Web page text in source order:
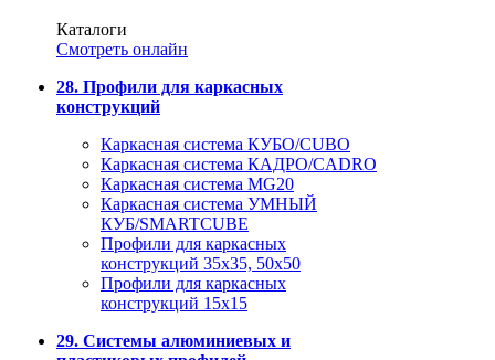
Каталоги
Смотреть онлайн
28. Профили для каркасных
конструкций
Каркасная система КУБО/CUBO
Каркасная система КАДРО/CADRO
Каркасная система MG20
Каркасная система УМНЫЙ
КУБ/SMARTCUBE
Профили для каркасных
конструкций 35x35, 50x50
Профили для каркасных
конструкций 15х15
29. Системы алюминиевых и